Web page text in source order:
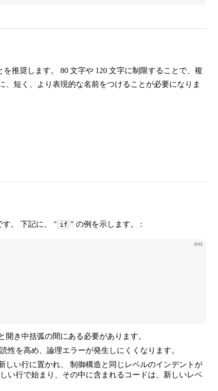
推奨します。 80 文字や 120 文字に制限することで、複
短く、より表現的な名前をつけることが必要になりま
す。 下記に、 " if " の例を示します。 :
text
き中括弧の間にある必要があります。
を高め、論理エラーが発生しにくくなります。
しい行に置かれ、 制御構造と同じレベルのインデントが
い行で始まり、その中に含まれるコードは、新しいレベ